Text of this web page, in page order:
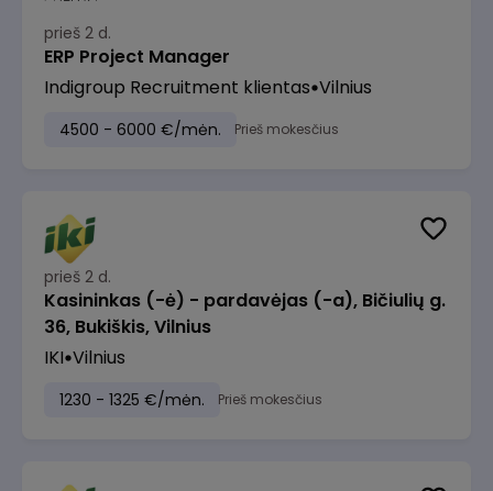
prieš 2 d.
ERP Project Manager
Indigroup Recruitment klientas Vilnius
4500 - 6000 €/mėn. Prieš mokesčius
prieš 2 d.
Kasininkas (-ė) - pardavėjas (-a), Bičiulių g.
36, Bukiškis, Vilnius
IKI Vilnius
1230 - 1325 €/mėn. Prieš mokesčius